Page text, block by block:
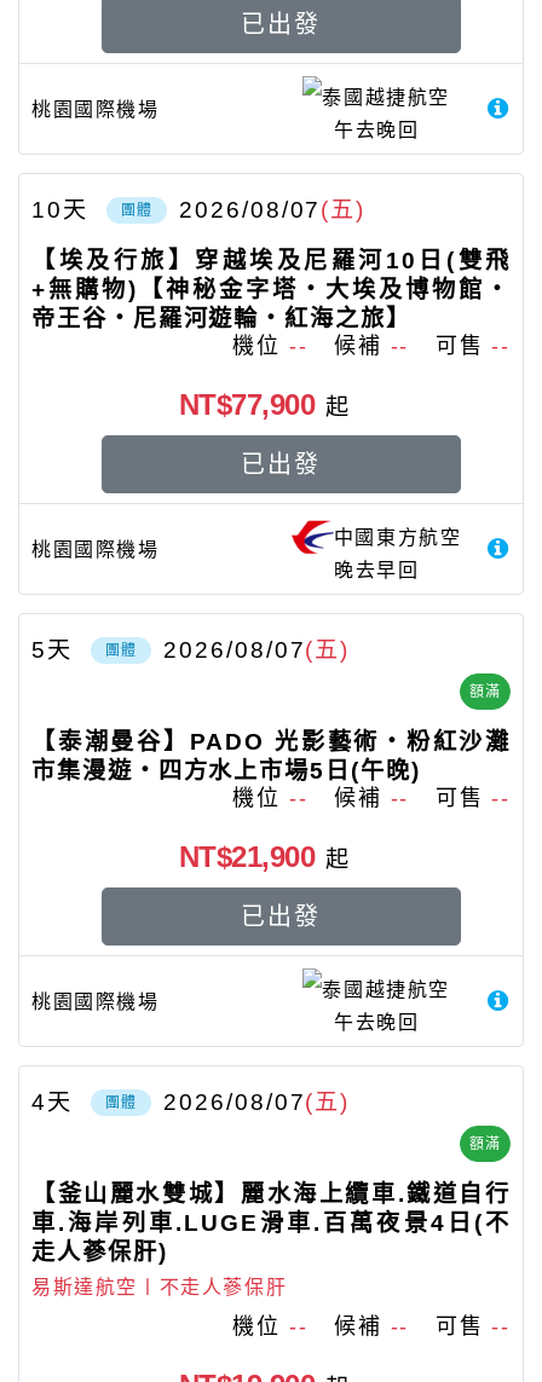
桃園國際機場
泰國越捷航空
午去晚回
已出發
團體 2026/08/07(五)
10天
【埃及行旅】穿越埃及尼羅河10日(雙飛
+無購物)【神秘金字塔‧大埃及博物館‧
帝王谷‧尼羅河遊輪‧紅海之旅】
機位 -- 候補 -- 可售--
桃園國際機場
中國東方航空
晚去早回
NT$77,900 起
已出發
額滿
團體 2026/08/07(五)
5天
【泰潮曼谷】PADO 光影藝術・粉紅沙灘
市集漫遊・四方水上市場5日(午晚)
機位 -- 候補 -- 可售--
桃園國際機場
泰國越捷航空
午去晚回
NT$21,900 起
已出發
額滿
團體 2026/08/07(五)
4天
【釜山麗水雙城】麗水海上纜車.鐵道自行
車.海岸列車.LUGE滑車.百萬夜景4日(不
走人蔘保肝)
機位 -- 候補 -- 可售--
易斯達航空〡不走人蔘保肝